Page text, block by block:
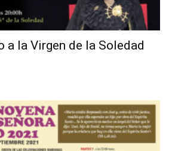
a la Virgen de la Soledad